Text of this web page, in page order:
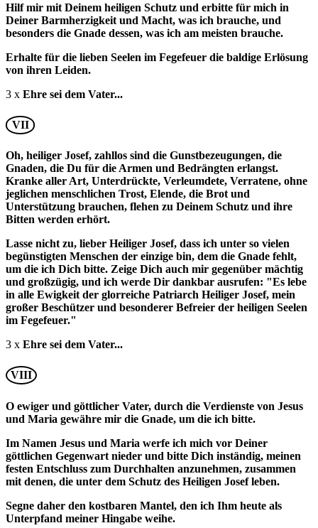
Hilf mir mit Deinem heiligen Schutz und erbitte für mich in
Deiner Barmherzigkeit und Macht, was ich brauche, und
besonders die Gnade dessen, was ich am meisten brauche.
Erhalte für die lieben Seelen im Fegefeuer die baldige Erlösung
von ihren Leiden.
3 x Ehre sei dem Vater...
VII
Oh, heiliger Josef, zahllos sind die Gunstbezeugungen, die
Gnaden, die Du für die Armen und Bedrängten erlangst.
Kranke aller Art, Unterdrückte, Verleumdete, Verratene, ohne
jeglichen menschlichen Trost, Elende, die Brot und
Unterstützung brauchen, flehen zu Deinem Schutz und ihre
Bitten werden erhört.
Lasse nicht zu, lieber Heiliger Josef, dass ich unter so vielen
begünstigten Menschen der einzige bin, dem die Gnade fehlt,
um die ich Dich bitte. Zeige Dich auch mir gegenüber mächtig
und großzügig, und ich werde Dir dankbar ausrufen: "Es lebe
in alle Ewigkeit der glorreiche Patriarch Heiliger Josef, mein
großer Beschützer und besonderer Befreier der heiligen Seelen
im Fegefeuer."
3 x Ehre sei dem Vater...
VIII
O ewiger und göttlicher Vater, durch die Verdienste von Jesus
und Maria gewähre mir die Gnade, um die ich bitte.
Im Namen Jesus und Maria werfe ich mich vor Deiner
göttlichen Gegenwart nieder und bitte Dich inständig, meinen
festen Entschluss zum Durchhalten anzunehmen, zusammen
mit denen, die unter dem Schutz des Heiligen Josef leben.
Segne daher den kostbaren Mantel, den ich Ihm heute als
Unterpfand meiner Hingabe weihe.